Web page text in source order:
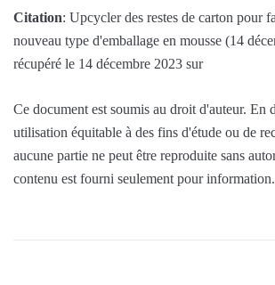
Citation: Upcycler des restes de carton pour
nouveau type d'emballage en mousse (14
récupéré le 14 décembre 2023 sur
Ce document est soumis au droit d'auteur. En
utilisation équitable à des fins d'étude ou de
aucune partie ne peut être reproduite sans
contenu est fourni seulement pour information.